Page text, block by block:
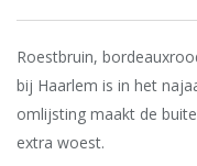
Roestbruin,
bij Haarlem is in het
omlijsting maakt de
extra woest.